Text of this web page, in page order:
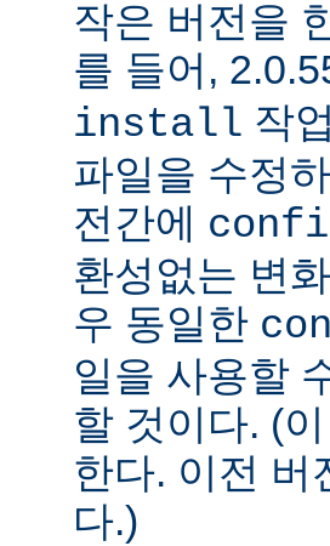
작은 버전을
를 들어,
install 작
파일을 수정
전간에
환성없는 변
우 동일한
일을 사용할
할 것이다. (
한다. 이전 버
다.)